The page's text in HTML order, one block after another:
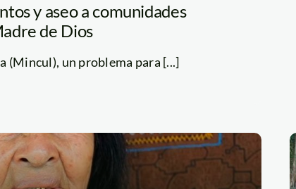
y aseo a comunidades
de Dios
(Mincul), un problema para [...]